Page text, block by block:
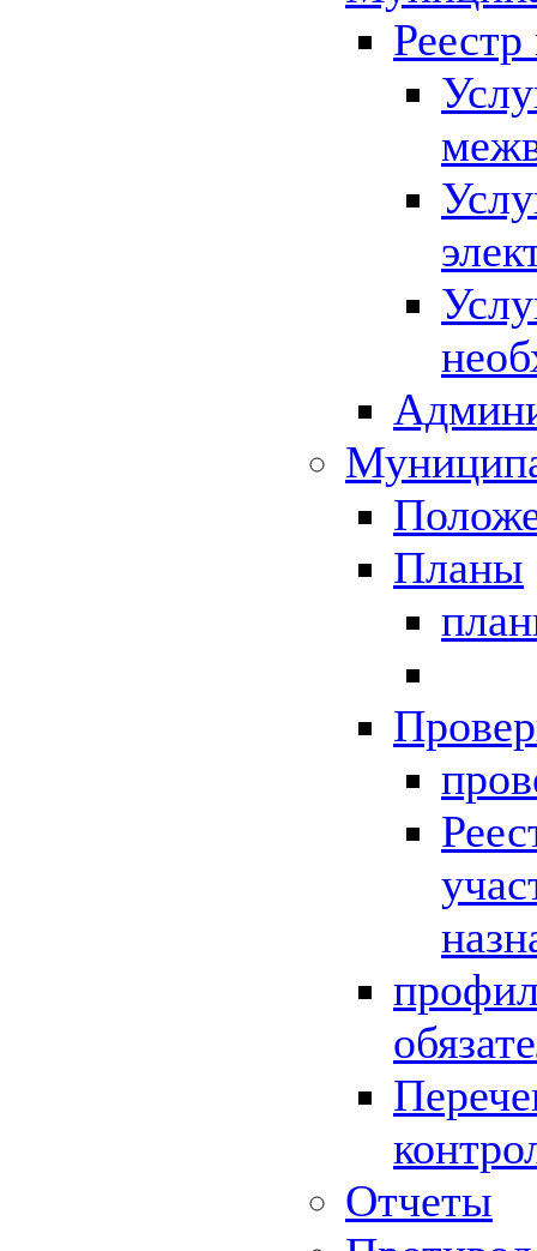
Планы
Отчеты